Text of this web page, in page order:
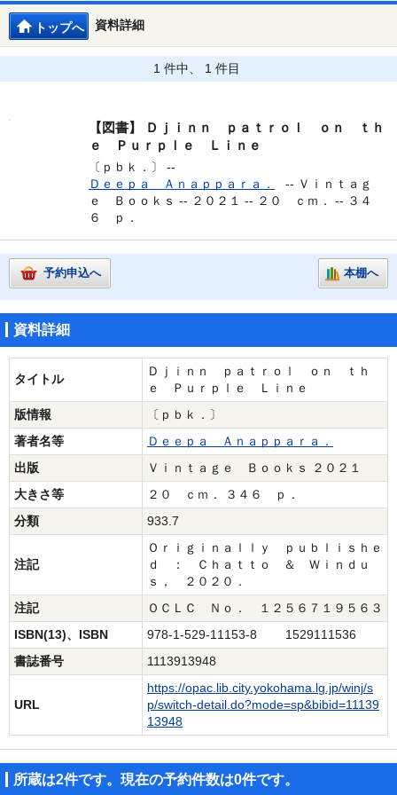
資料詳細
トップへ
1 件中、 1 件目
【図書】
Ｄｊｉｎｎ ｐａｔｒｏｌ ｏｎ ｔｈ
ｅ Ｐｕｒｐｌｅ Ｌｉｎｅ
〔ｐｂｋ．〕 --
Ｄｅｅｐａ Ａｎａｐｐａｒａ．
-- Ｖｉｎｔａｇ
ｅ Ｂｏｏｋｓ -- ２０２１ -- ２０ ｃｍ． -- ３４
６ ｐ．
予約申込へ 本棚へ
資料詳細
タイトル
Ｄｊｉｎｎ ｐａｔｒｏｌ ｏｎ ｔｈ
ｅ Ｐｕｒｐｌｅ Ｌｉｎｅ
版情報
〔ｐｂｋ．〕
著者名等
Ｄｅｅｐａ Ａｎａｐｐａｒａ．
出版
Ｖｉｎｔａｇｅ Ｂｏｏｋｓ ２０２１
大きさ等
２０ ｃｍ． ３４６ ｐ．
分類
933.7
注記
Ｏｒｉｇｉｎａｌｌｙ ｐｕｂｌｉｓｈｅ
ｄ ： Ｃｈａｔｔｏ ＆ Ｗｉｎｄｕ
ｓ， ２０２０．
注記
ＯＣＬＣ Ｎｏ． １２５６７１９５６３
ISBN(13)、ISBN
978-1-529-11153-8 1529111536
書誌番号
1113913948
URL
https://opac.lib.city.yokohama.lg.jp/winj/s
p/switch-detail.do?mode=sp&bibid=11139
13948
所蔵は2件です。現在の予約件数は0件です。